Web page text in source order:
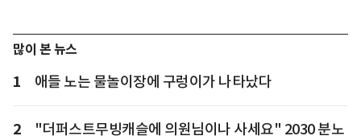
많이 본 뉴스
1 애들 노는 물놀이장에 구렁이가 나타났다
2
"더퍼스트무빙캐슬에 의원님이나 사세요" 2030 분노